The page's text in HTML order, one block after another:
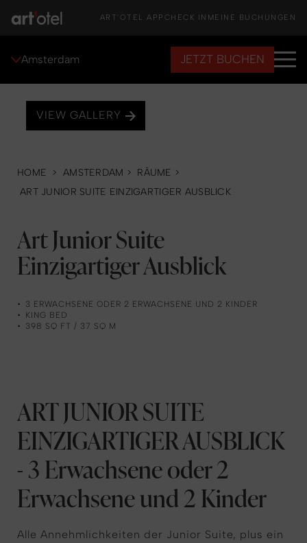
ART'OTEL APP CHECK IN MEINE BUCHUNGEN
Amsterdam JETZT BUCHEN
VIEW GALLERY
HOME > AMSTERDAM > RÄUME >
ART JUNIOR SUITE EINZIGARTIGER AUSBLICK
Art Junior Suite
Einzigartiger Ausblick
3 ERWACHSENE ODER 2 ERWACHSENE UND 2 KINDER
KING BED
398 SQ FT / 37 SQ M
ART JUNIOR SUITE
EINZIGARTIGER AUSBLICK
- 3 Erwachsene oder 2
Erwachsene und 2 Kinder
Alle Annehmlichkeiten der Junior Suite, plus ein